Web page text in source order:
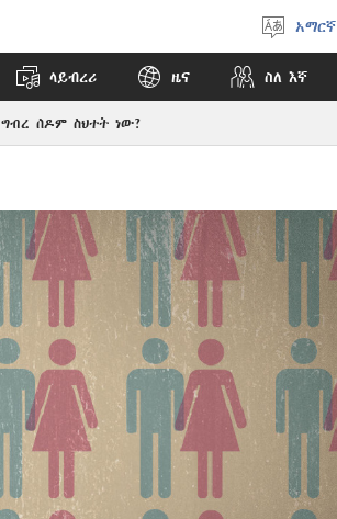
ቋንቋ
አማርኛ
ላይብረሪ ዜና ስለ እኛ
ግብረ ሰዶም ስህተት ነው?